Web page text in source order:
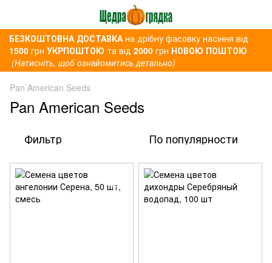
БЕЗКОШТОВНА ДОСТАВКАна дрібну фасовку насіння від
1500 грн УКРПОШТОЮ та від 2000 грн НОВОЮ ПОШТОЮ
(Натисніть, щоб ознайомитись детально)
Pan American Seeds
Pan American Seeds
Фильтр По популярности